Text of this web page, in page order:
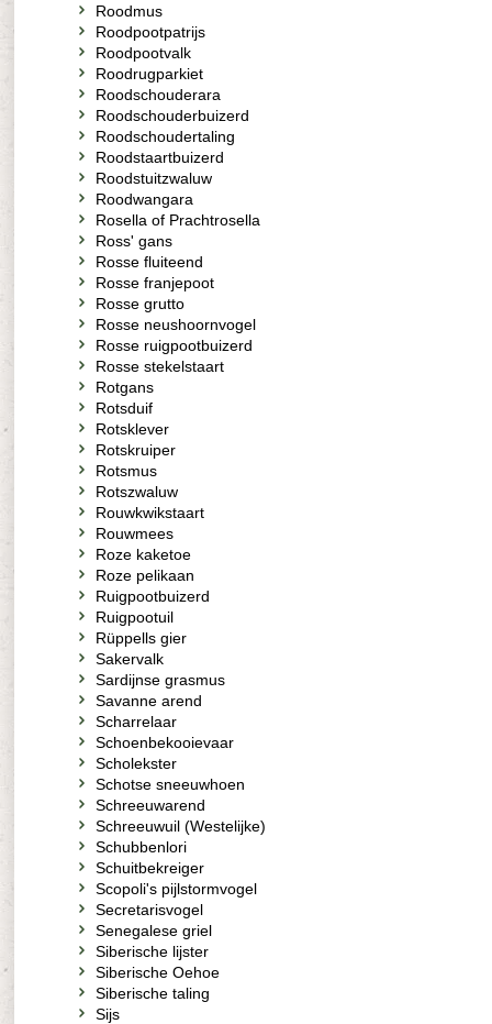
Roodmus
Roodpootpatrijs
Roodpootvalk
Roodrugparkiet
Roodschouderara
Roodschouderbuizerd
Roodschoudertaling
Roodstaartbuizerd
Roodstuitzwaluw
Roodwangara
Rosella of Prachtrosella
Ross' gans
Rosse fluiteend
Rosse franjepoot
Rosse grutto
Rosse neushoornvogel
Rosse ruigpootbuizerd
Rosse stekelstaart
Rotgans
Rotsduif
Rotsklever
Rotskruiper
Rotsmus
Rotszwaluw
Rouwkwikstaart
Rouwmees
Roze kaketoe
Roze pelikaan
Ruigpootbuizerd
Ruigpootuil
Rüppells gier
Sakervalk
Sardijnse grasmus
Savanne arend
Scharrelaar
Schoenbekooievaar
Scholekster
Schotse sneeuwhoen
Schreeuwarend
Schreeuwuil (Westelijke)
Schubbenlori
Schuitbekreiger
Scopoli's pijlstormvogel
Secretarisvogel
Senegalese griel
Siberische lijster
Siberische Oehoe
Siberische taling
Sijs